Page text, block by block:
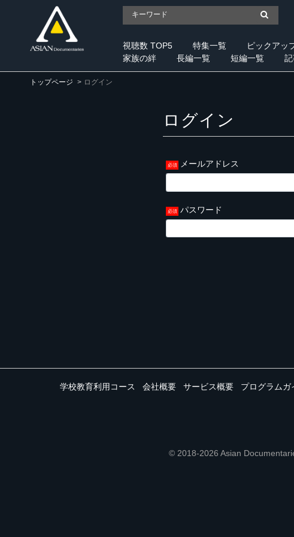
視聴数 TOP5 特集一覧 ピックアッ
家族の絆
長編一覧 短編一覧
トップページ ログイン
ログイン
メールアドレス
パスワード
学校教育利用コース 会社概要 サービス概要 プログラムガ
© 2018-2026 Asian